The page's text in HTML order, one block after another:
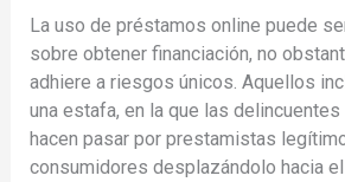
La uso de préstamos online puede
sobre obtener financiación, no
adhiere a riesgos únicos. Aquellos
una estafa, en la que las
hacen pasar por prestamistas
consumidores desplazándolo hacia